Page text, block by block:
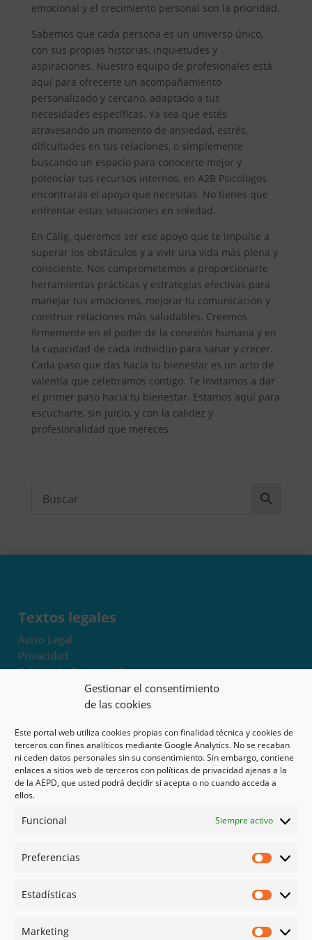
Gestionar el consentimiento
de las cookies
Este portal web utiliza cookies propias con finalidad técnica y cookies de
terceros con fines analíticos mediante Google Analytics. No se recaban
ni ceden datos personales sin su consentimiento. Sin embargo, contiene
enlaces a sitios web de terceros con políticas de privacidad ajenas a la
de la AEPD, que usted podrá decidir si acepta o no cuando acceda a
ellos.
Funcional Siempre activo
Preferencias
Estadísticas
Marketing
emocional y el crecimiento personal son la prioridad.
Sabemos que cada persona es un universo único,
con sus propias historias, inquietudes y
aspiraciones. Nuestro equipo de profesionales está
aquí para ofrecerte un acompañamiento
personalizado y cercano, adaptado a tus
necesidades específicas. Ya sea que estés
atravesando un momento de ansiedad, estrés,
dificultades en tus relaciones, o simplemente
buscando un espacio para conocerte mejor y
potenciar tus recursos internos, en A2B Psicólogos
encontrarás el apoyo que necesitas. No tienes que
enfrentar estas situaciones en soledad.
En Càlig, queremos ser ese apoyo que te impulse a
superar los obstáculos y a vivir una vida más plena y
consciente. Nos comprometemos a proporcionarte
herramientas prácticas y estrategias efectivas para
manejar tus emociones, mejorar tu comunicación y
construir relaciones más saludables. Creemos
firmemente en el poder de la conexión humana y en
la capacidad de cada individuo para sanar y crecer.
Cada paso que das hacia tu bienestar es un acto de
valentía que celebramos contigo. Te invitamos a dar
el primer paso hacia tu bienestar. Estamos aquí para
escucharte, sin juicio, y con la calidez y
profesionalidad que mereces.
Textos legales
Aviso Legal
Privacidad
Política de Cookies UE
Términos y condiciones
Exoneración de responsabilidad
Mapa del sitio
Mi cuenta
Tienda
Psicología en Murcia
Guías
Redes sociales
Instagram
Linked in